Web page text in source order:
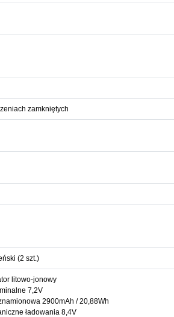
zamkniętych
(2 szt.)
litowo-jonowy
7,2V
2900mAh / 20,88Wh
ładowania 8,4V